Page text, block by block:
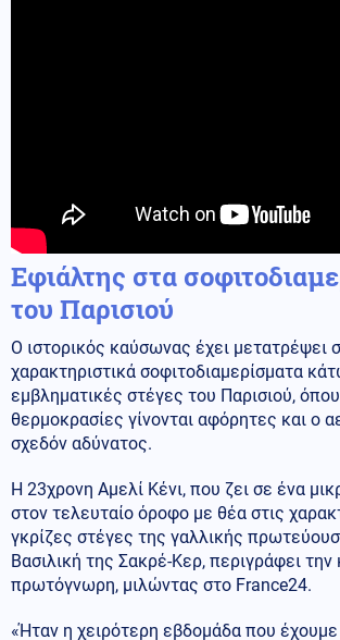
Εφιάλτης στα
του Παρισιού
Ο ιστορικός καύσωνας έχει μετατρέψει
χαρακτηριστικά σοφιτοδιαμερίσματα
εμβληματικές στέγες του Παρισιού,
θερμοκρασίες γίνονται αφόρητες και ο
σχεδόν αδύνατος.
Η 23χρονη Αμελί Κένι, που ζει σε ένα
στον τελευταίο όροφο με θέα στις
γκρίζες στέγες της γαλλικής
Βασιλική της Σακρέ-Κερ, περιγράφει
πρωτόγνωρη, μιλώντας στο France24.
«Ήταν η χειρότερη εβδομάδα που